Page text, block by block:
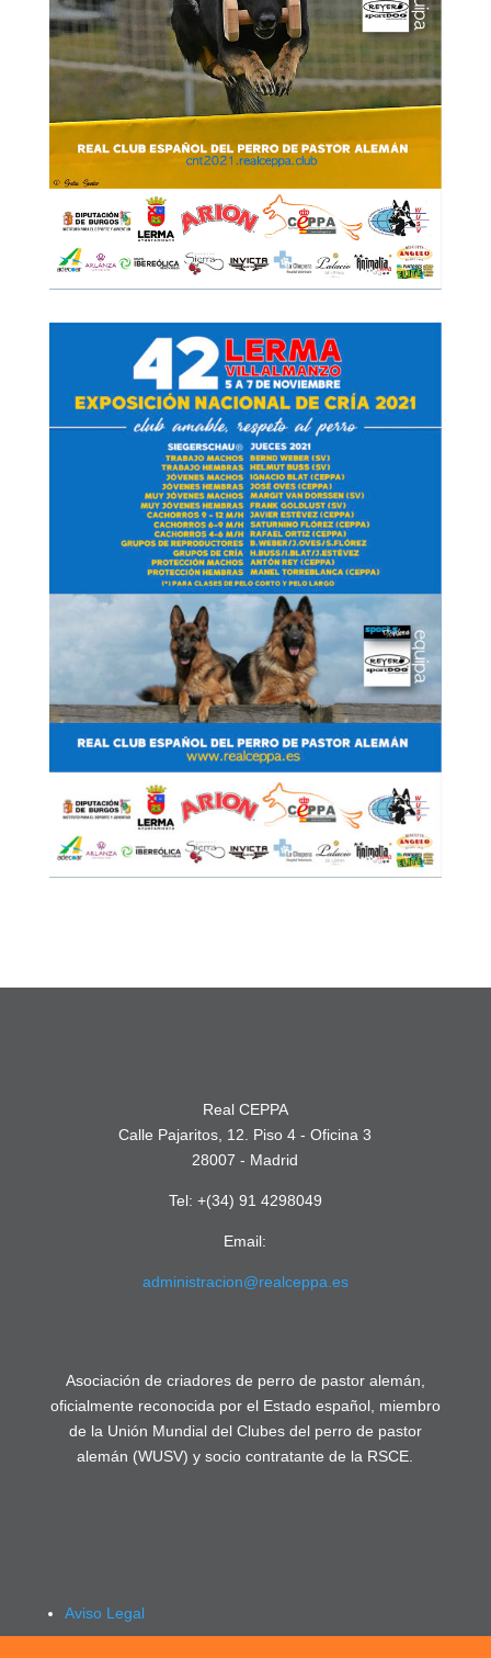
Real CEPPA
Calle Pajaritos, 12. Piso 4 - Oficina 3
28007 - Madrid
Tel: +(34) 91 4298049
Email:
administracion@realceppa.es
Asociación de criadores de perro de pastor alemán,
oficialmente reconocida por el Estado español, miembro
de la Unión Mundial del Clubes del perro de pastor
alemán (WUSV) y socio contratante de la RSCE.
Aviso Legal
Política de privacidad